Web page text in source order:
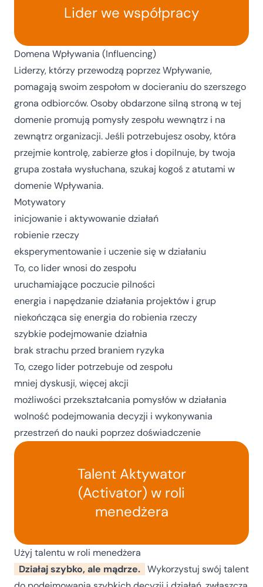
Lider we współpracy
Domena Wpływania (Influencing)
Liderzy, którzy przewodzą poprzez Wpływanie,
pomagają swoim zespołom w docieraniu do szerszego
grona odbiorców. Osoby obdarzone silną stroną w tej
domenie promują pomysły zespołu wewnątrz i na
zewnątrz organizacji. Jeśli potrzebujesz osoby, która
przejmie kontrolę, zabierze głos i dopilnuje, by twoja
grupa została wysłuchana, szukaj kogoś z atutami w
domenie Wpływania.
Motywatory
inicjowanie i aktywowanie działań
robienie rzeczy
eksperymentowanie i uczenie się w działaniu
To, co lider wnosi do zespołu
uruchamiające poczucie pilności
energia i napędzanie działania projektów i grup
niekończąca się energia do robienia rzeczy
szybkie podejmowanie działnia
brak strachu przed braniem ryzyka
To, czego lider potrzebuje od zespołu
mniej dyskusji, więcej akcji
możliwości przekształcania pomysłów w działania
wolność podejmowania decyzji i wykonywania
przestrzeń do nauki poprzez doświadczenie
Talent Aktywator
(Activator) w roli
menedżera
Użyj talentu w roli menedżera
Działaj szybko, ale mądrze. Wykorzystuj swój talent